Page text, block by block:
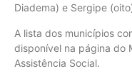
Diadema) e Sergipe
A lista dos municípios
disponível na página do
Assistência Social.